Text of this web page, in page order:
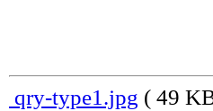
qry-type1.jpg ( 49